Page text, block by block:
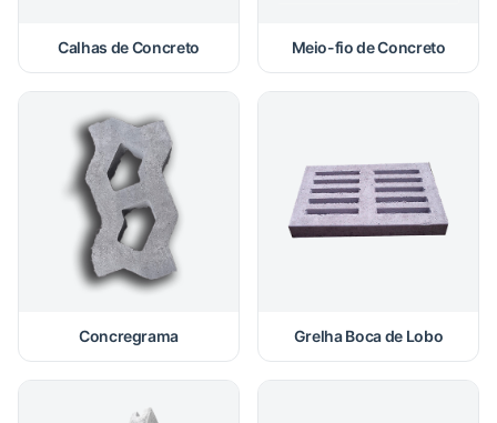
Calhas de Concreto Meio-fio de Concreto
Concregrama Grelha Boca de Lobo